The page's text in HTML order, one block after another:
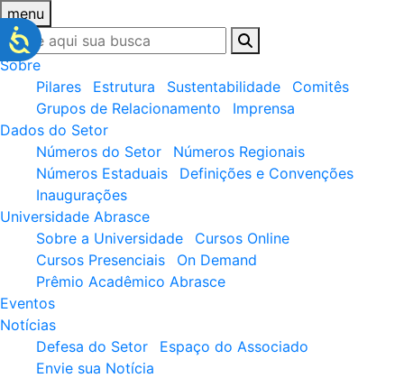
menu
Sobre
Pilares
Estrutura Sustentabilidade
Comitês
Grupos de Relacionamento
Imprensa
Dados do Setor
Números do Setor
Números Regionais
Números Estaduais
Definições e Convenções
Inaugurações
Universidade Abrasce
Sobre a Universidade
Cursos Online
Cursos Presenciais
On Demand
Prêmio Acadêmico Abrasce
Eventos
Notícias
Defesa do Setor
Espaço do Associado
Envie sua Notícia